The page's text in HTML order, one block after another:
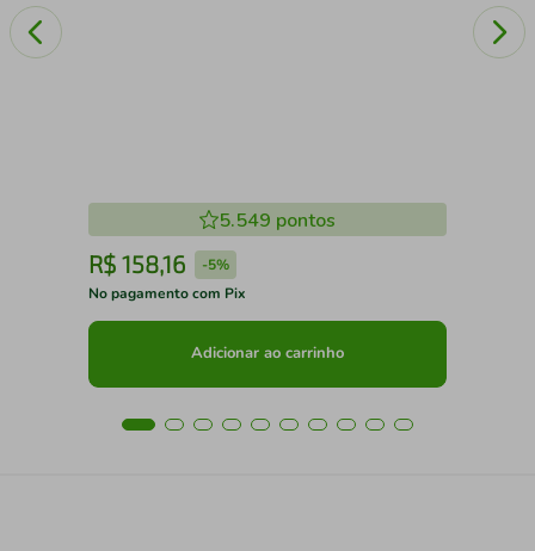
5.549 pontos
R$ 158,16 -5%
No pagamento com Pix
Adicionar ao carrinho